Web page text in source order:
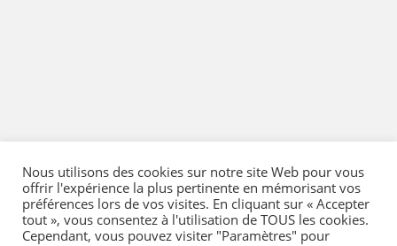
Nous utilisons des cookies sur notre site Web pour vous
offrir l'expérience la plus pertinente en mémorisant vos
préférences lors de vos visites. En cliquant sur « Accepter
tout », vous consentez à l'utilisation de TOUS les cookies.
Cependant, vous pouvez visiter "Paramètres" pour